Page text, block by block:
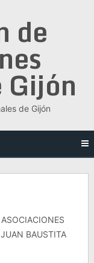
de
de Gijón
BAUSTITA